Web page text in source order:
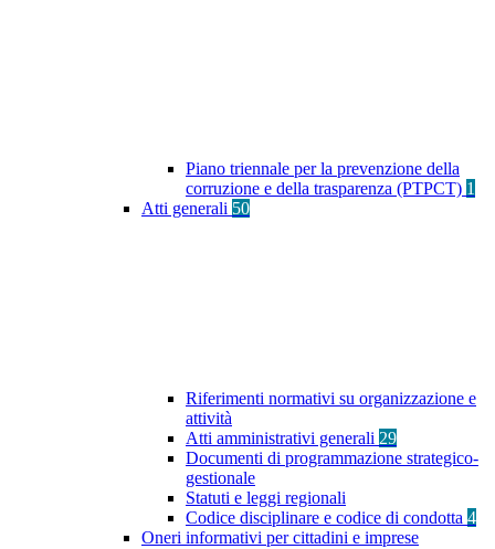
Piano triennale per la prevenzione della
corruzione e della trasparenza (PTPCT) 1
Atti generali 50
Riferimenti normativi su organizzazione e
attività
Atti amministrativi generali 29
Documenti di programmazione strategico-
gestionale
Statuti e leggi regionali
Codice disciplinare e codice di condotta 4
Oneri informativi per cittadini e imprese